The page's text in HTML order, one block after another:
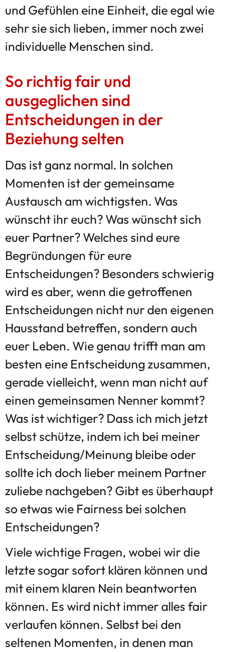
und Gefühlen eine Einheit, die egal wie
sehr sie sich lieben, immer noch zwei
individuelle Menschen sind.
So richtig fair und
ausgeglichen sind
Entscheidungen in der
Beziehung selten
Das ist ganz normal. In solchen
Momenten ist der gemeinsame
Austausch am wichtigsten. Was
wünscht ihr euch? Was wünscht sich
euer Partner? Welches sind eure
Begründungen für eure
Entscheidungen? Besonders schwierig
wird es aber, wenn die getroffenen
Entscheidungen nicht nur den eigenen
Hausstand betreffen, sondern auch
euer Leben. Wie genau trifft man am
besten eine Entscheidung zusammen,
gerade vielleicht, wenn man nicht auf
einen gemeinsamen Nenner kommt?
Was ist wichtiger? Dass ich mich jetzt
selbst schütze, indem ich bei meiner
Entscheidung/Meinung bleibe oder
sollte ich doch lieber meinem Partner
zuliebe nachgeben? Gibt es überhaupt
so etwas wie Fairness bei solchen
Entscheidungen?
Viele wichtige Fragen, wobei wir die
letzte sogar sofort klären können und
mit einem klaren Nein beantworten
können. Es wird nicht immer alles fair
verlaufen können. Selbst bei den
seltenen Momenten, in denen man